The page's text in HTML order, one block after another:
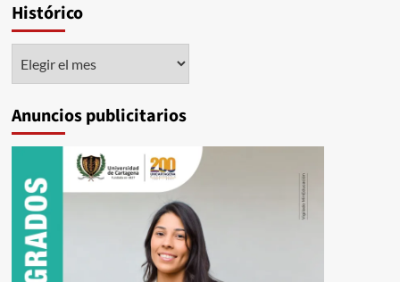
Histórico
Anuncios publicitarios